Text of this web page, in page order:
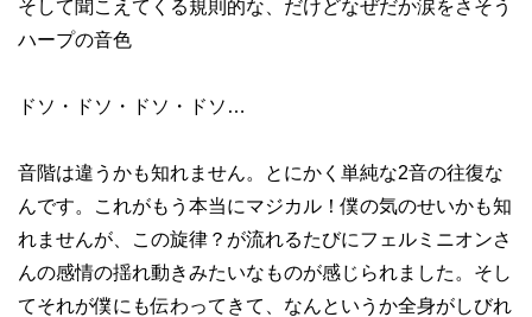
そして聞こえてくる規則的な、だけどなぜだか涙をさそう
ハープの音色
ドソ・ドソ・ドソ・ドソ…
音階は違うかも知れません。とにかく単純な2音の往復な
んです。これがもう本当にマジカル！僕の気のせいかも知
れませんが、この旋律？が流れるたびにフェルミニオンさ
んの感情の揺れ動きみたいなものが感じられました。そし
てそれが僕にも伝わってきて、なんというか全身がしびれ